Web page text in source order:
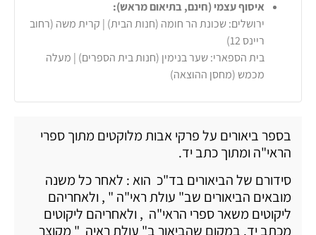
איסוף עצמי (חינם, בתיאום מראש):
ירושלים: שכונת הר חומה (חנות הבית) | קרית משה (רחוב
ריינס 12)
בית הספארי: שער בנימין (חנות בית הספרים) | מעלה
מכמש (מחסן ההוצאה)
בספר ביאורים על פרקי אבות מלוקטים מתוך ספרי
הראי"ה ומתוך כתב יד.
סידורם של הביאורים בד"כ הוא : לאחר כל משנה
מובאים הביאורים שב" עולת ראי"ה " , ולאחריהם
ליקוטים משאר ספרי הראי"ה , ולאחריהם ליקוטים
מכתב יד. במקום שהביאור ב" עולת ראיה " מקוצר